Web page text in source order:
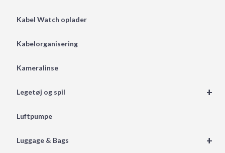
Kabel Watch oplader
Kabelorganisering
Kameralinse
+
Legetøj og spil
Luftpumpe
+
Luggage & Bags